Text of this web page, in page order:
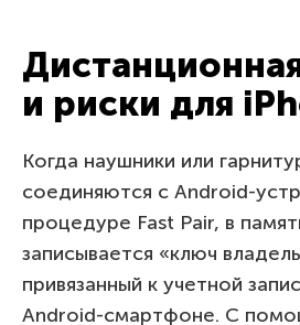
и риски для
Когда наушники или
соединяются с Android-
процедуре Fast Pair, в
записывается «ключ
привязанный к учетной
Android-смартфоне. С